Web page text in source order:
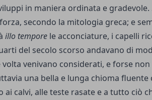
in maniera ordinata e gradevole.
secondo la mitologia greca; e
illo tempore le acconciature, i capelli
del secolo scorso andavano di
volta venivano considerati, e forse
una bella e lunga chioma fluente
ai calvi, alle teste rasate e a tutto ciò